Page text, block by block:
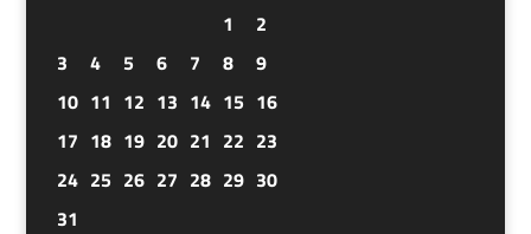
1
2
3
4 5 6 7 8
9
10 11 12 13 14 15 16
17 18 19 20 21 22 23
24 25 26 27 28 29 30
31